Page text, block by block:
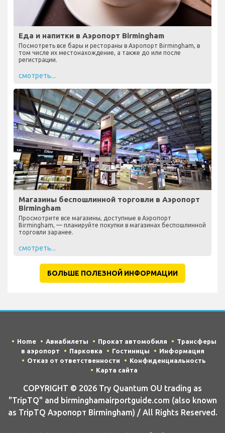
Еда и напитки в Аэропорт Birmingham
Посмотреть все бары и рестораны в Аэропорт Birmingham, в
том числе их местонахождение, а также до или после
регистрации.
смотреть...
Магазины беспошлинной торговли в Аэропорт
Birmingham
Просмотрите все магазины, доступные в Аэропорт
Birmingham, — планируйте покупки в магазинах беспошлинной
торговли заранее.
смотреть...
БОЛЬШЕ ПОЛЕЗНОЙ ИНФОРМАЦИИ
Home Авиабилеты Прокат автомобиля
Трансферы
в аэропорт
Парковка Гостиницы
Информация
Отказ от ответственности
Конфиденциальность
Карта сайта
COPYRIGHT © 2026 Try Quantum OU trading as
"TripTQ" and birminghamairportguide.com (also known
as TripTQ Аэропорт Birmingham) / All Rights Reserved.